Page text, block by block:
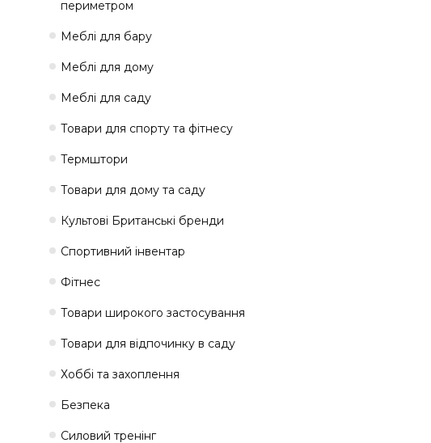
периметром
Меблі для бару
Меблі для дому
Меблі для саду
Товари для спорту та фітнесу
Термштори
Товари для дому та саду
Культові Британські бренди
Спортивний інвентар
Фітнес
Товари широкого застосування
Товари для відпочинку в саду
Хоббі та захоплення
Безпека
Силовий тренінг